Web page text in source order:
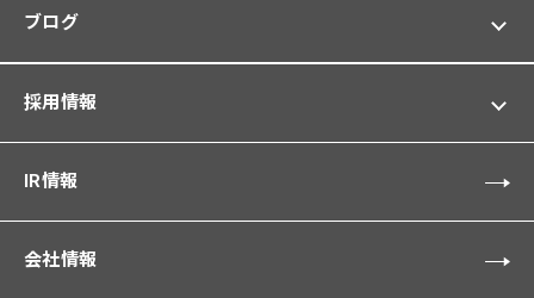
ブログ
採用情報
IR情報
会社情報